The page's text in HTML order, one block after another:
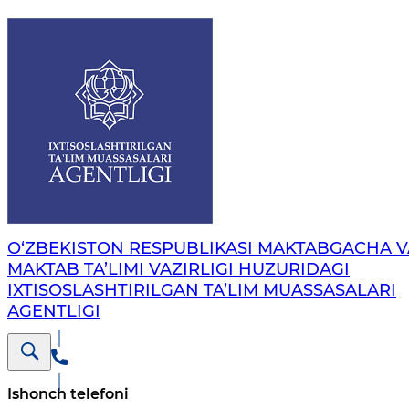
O‘ZBEKISTON RESPUBLIKASI MAKTABGACHA
MAKTAB TA’LIMI VAZIRLIGI HUZURIDAGI
IXTISOSLASHTIRILGAN TA’LIM MUASSASALARI
AGENTLIGI
Ishonch telefoni